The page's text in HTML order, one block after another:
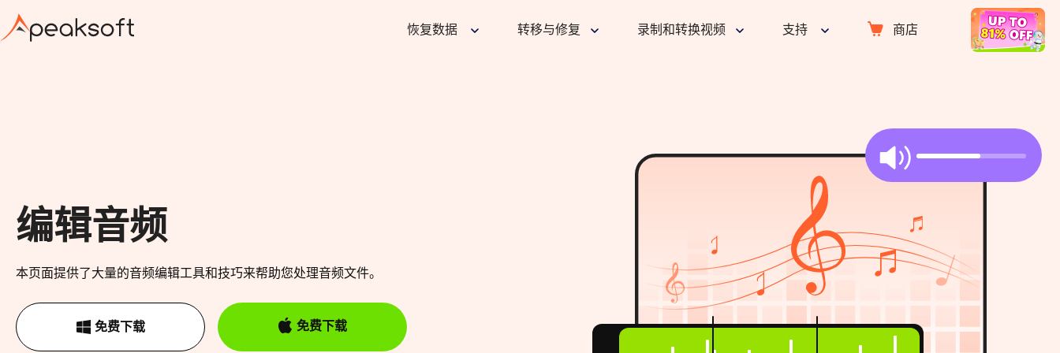
恢复数据 转移与修复 录制和转换视频 支持 商店
编辑音频
本页面提供了大量的音频编辑工具和技巧来帮助您处理音频文件。
免费下载 免费下载